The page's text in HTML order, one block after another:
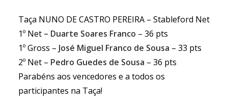
Taça NUNO DE CASTRO PEREIRA – Stableford Net
1º Net – Duarte Soares Franco – 36 pts
1º Gross – José Miguel Franco de Sousa – 33 pts
2º Net – Pedro Guedes de Sousa – 36 pts
Parabéns aos vencedores e a todos os
participantes na Taça!